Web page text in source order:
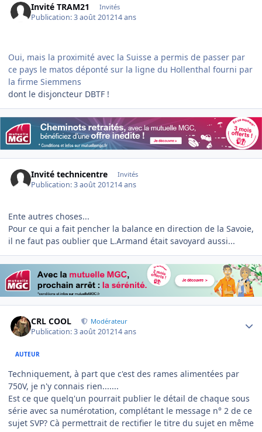
Invité TRAM21 Invités
Publication:3 août 201214 ans
Oui, mais la proximité avec la Suisse a permis de passer par
ce pays le matos déponté sur la ligne du Hollenthal fourni par
la firme Siemmens
dont le disjoncteur DBTF !
Invité technicentre Invités
Publication:3 août 201214 ans
Ente autres choses...
Pour ce qui a fait pencher la balance en direction de la Savoie,
il ne faut pas oublier que L.Armand était savoyard aussi...
CRL COOL Modérateur
Publication:3 août 201214 ans
AUTEUR
Techniquement, à part que c'est des rames alimentées par
750V, je n'y connais rien.......
Est ce que quelq'un pourrait publier le détail de chaque sous
série avec sa numérotation, complétant le message n° 2 de ce
sujet SVP? Cà permettrait de rectifier le titre du sujet en même